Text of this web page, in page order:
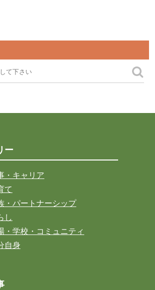
ー
・キャリア
て
・パートナーシップ
し
・学校・コミュニティ
自身